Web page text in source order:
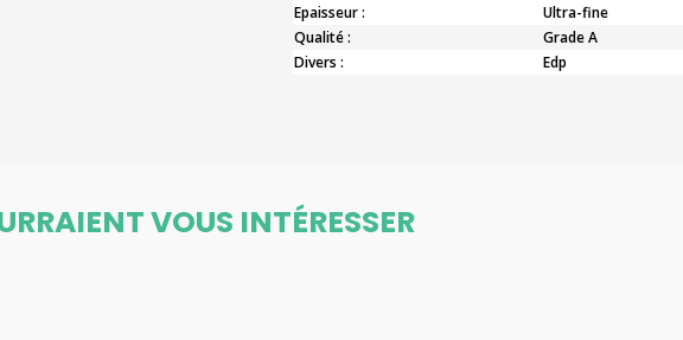
Epaisseur :
Ultra-fine
Qualité :
Grade A
Divers :
Edp
VOUS INTÉRESSER